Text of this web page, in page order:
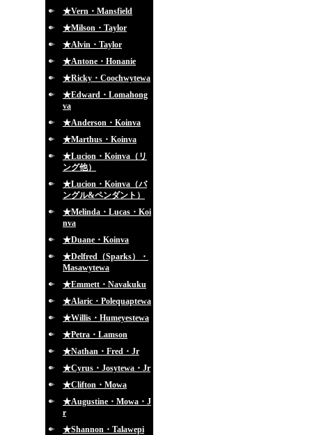
★Vern・Mansfield
★Milson・Taylor
★Alvin・Taylor
★Antone・Honanie
★Ricky・Coochwytewa
★Edward・Lomahong
va
★Anderson・Koinva
★Marthus・Koinva
★Lucion・Koinva（リ
ング他）
★Lucion・Koinva（バ
ングル&ペンダント）
★Melinda・Lucas・Koi
nva
★Duane・Koinva
★Delfred（Sparks）・
Masawytewa
★Emmett・Navakuku
★Alaric・Polequaptewa
★Willis・Humeyestewa
★Petra・Lamson
★Nathan・Fred・Jr
★Cyrus・Josytewa・Jr
★Clifton・Mowa
★Augustine・Mowa・J
r
★Shannon・Talawepi